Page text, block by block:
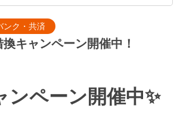
ンク・共済
キャンペーン開催中！
ンペーン開催中✨